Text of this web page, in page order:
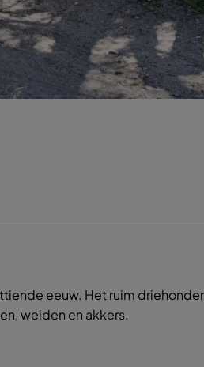
eeuw. Het ruim
weiden en akkers.